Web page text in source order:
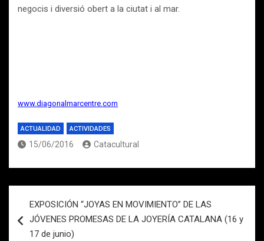
negocis i diversió obert a la ciutat i al mar.
www.diagonalmarcentre.com
ACTUALIDAD ACTIVIDADES
15/06/2016 Catacultural
de
entradas
EXPOSICIÓN “JOYAS EN MOVIMIENTO” DE LAS
JÓVENES PROMESAS DE LA JOYERÍA CATALANA (16 y
17 de junio)